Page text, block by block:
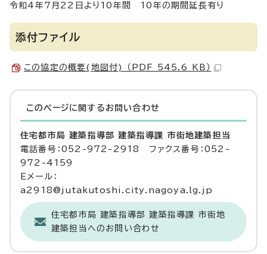
令和4年7月22日より10年間 10年の期間延長有り
添付ファイル
この協定の概要(地図付) （PDF 545.6 KB）
このページに関する お問い合わせ
住宅都市局 建築指導部 建築指導課 市街地建築担当
電話番号：052-972-2918 ファクス番号：052-
972-4159
Eメール：
a2918@jutakutoshi.city.nagoya.lg.jp
住宅都市局 建築指導部 建築指導課 市街地
建築担当へのお問い合わせ